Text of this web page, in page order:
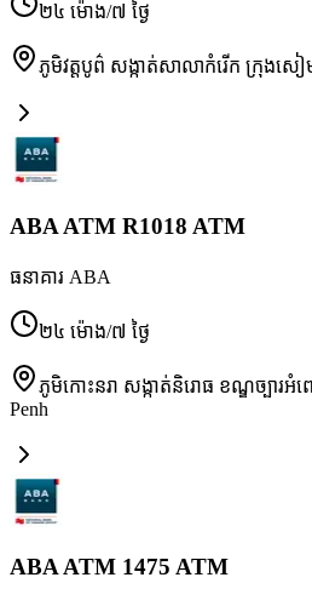
២៤ ម៉ោង/៧ ថ្ងៃ
ភូមិវត្តបូព៌ សង្កាត់សាលាកំរើក ក្រុងសៀ
ABA ATM R1018 ATM
ធនាគារ ABA
២៤ ម៉ោង/៧ ថ្ងៃ
ភូមិកោះនរា សង្កាត់និរោធ ខណ្ឌច្បារអំព
Penh
ABA ATM 1475 ATM